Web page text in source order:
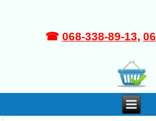
☎ 068-338-89-13,